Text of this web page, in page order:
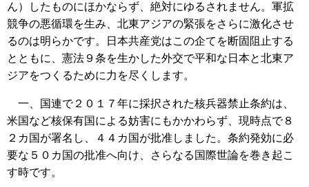
ん）したものにほかならず、絶対にゆるされません。軍拡
競争の悪循環を生み、北東アジアの緊張をさらに激化させ
るのは明らかです。日本共産党はこの企てを断固阻止する
とともに、憲法９条を生かした外交で平和な日本と北東ア
ジアをつくるために力を尽くします。
一、国連で２０１７年に採択された核兵器禁止条約は、
米国など核保有国による妨害にもかかわらず、現時点で８
２カ国が署名し、４４カ国が批准しました。条約発効に必
要な５０カ国の批准へ向け、さらなる国際世論を巻き起こ
す時です。